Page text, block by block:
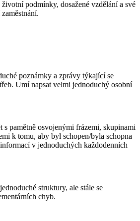
podmínky, dosažené vzdělání a své
poznámky a zprávy týkající se
Umí napsat velmi jednoduchý osobní
s pamětně osvojenými frázemi, skupinami
k tomu, aby byl schopen/byla schopna
v jednoduchých každodenních
struktury, ale stále se
chyb.